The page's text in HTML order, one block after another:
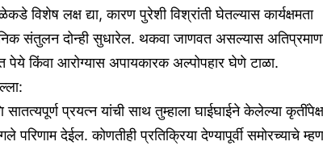
विशेष लक्ष द्या, कारण पुरेशी विश्रांती घेतल्यास कार्यक्षमता
संतुलन दोन्ही सुधारेल. थकवा जाणवत असल्यास
किंवा आरोग्यास अपायकारक अल्पोपहार घेणे टाळा.
प्रयत्न यांची साथ तुम्हाला घाईघाईने केलेल्या
परिणाम देईल. कोणतीही प्रतिक्रिया देण्यापूर्वी समोरच्याचे